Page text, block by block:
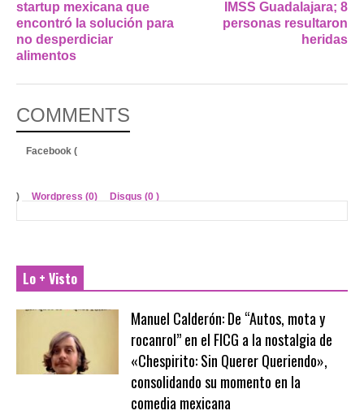
startup mexicana que
encontró la solución para
no desperdiciar
alimentos
IMSS Guadalajara; 8
personas resultaron
heridas
COMMENTS
Facebook (
) Wordpress (0) Disqus (0 )
Lo + Visto
Manuel Calderón: De “Autos, mota y
rocanrol” en el FICG a la nostalgia de
«Chespirito: Sin Querer Queriendo»,
consolidando su momento en la
comedia mexicana